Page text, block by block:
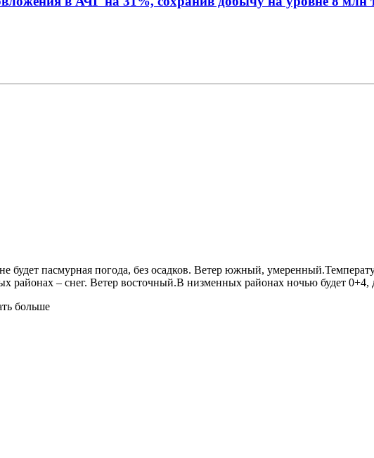
будет пасмурная погода, без осадков. Ветер южный,
районах – снег. Ветер восточный.В низменных районах ночью будет
больше